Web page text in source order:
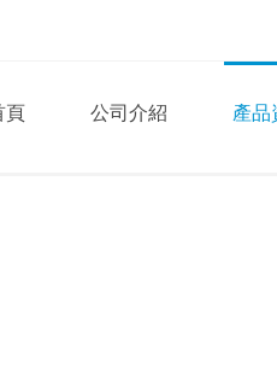
頁 公司介紹 產品